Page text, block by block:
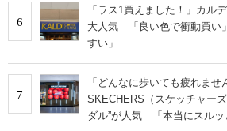
6
「ラス1買えました！」カル
大人気 「良い色で衝動買い
すい」
7
「どんなに歩いても疲れま
SKECHERS（スケッチャー
ダル”が人気 「本当にスルッ